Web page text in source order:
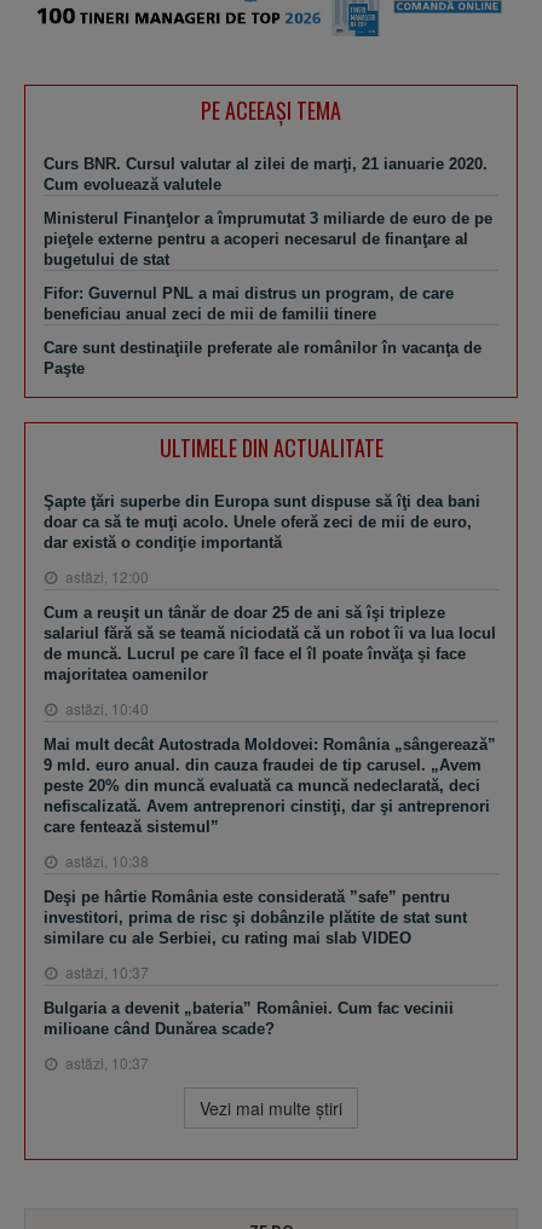
PE ACEEAŞI TEMA
Curs BNR. Cursul valutar al zilei de marţi, 21 ianuarie 2020.
Cum evoluează valutele
Ministerul Finanţelor a împrumutat 3 miliarde de euro de pe
pieţele externe pentru a acoperi necesarul de finanţare al
bugetului de stat
Fifor: Guvernul PNL a mai distrus un program, de care
beneficiau anual zeci de mii de familii tinere
Care sunt destinaţiile preferate ale românilor în vacanţa de
Paşte
ULTIMELE DIN ACTUALITATE
Şapte ţări superbe din Europa sunt dispuse să îţi dea bani
doar ca să te muţi acolo. Unele oferă zeci de mii de euro,
dar există o condiţie importantă
astăzi, 12:00
Cum a reuşit un tânăr de doar 25 de ani să îşi tripleze
salariul fără să se teamă niciodată că un robot îi va lua locul
de muncă. Lucrul pe care îl face el îl poate învăţa şi face
majoritatea oamenilor
astăzi, 10:40
Mai mult decât Autostrada Moldovei: România „sângerează”
9 mld. euro anual. din cauza fraudei de tip carusel. „Avem
peste 20% din muncă evaluată ca muncă nedeclarată, deci
nefiscalizată. Avem antreprenori cinstiţi, dar şi antreprenori
care fentează sistemul”
astăzi, 10:38
Deşi pe hârtie România este considerată ”safe” pentru
investitori, prima de risc şi dobânzile plătite de stat sunt
similare cu ale Serbiei, cu rating mai slab VIDEO
astăzi, 10:37
Bulgaria a devenit „bateria” României. Cum fac vecinii
milioane când Dunărea scade?
astăzi, 10:37
Vezi mai multe ştiri